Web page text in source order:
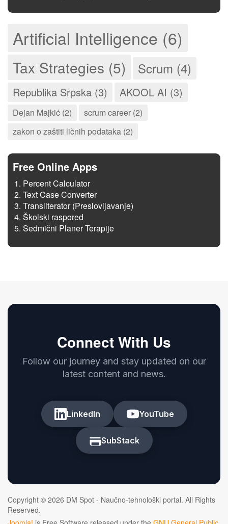
Artificial Intelligence (6)
Tax Strategies (5) Scrum (4)
Republika Srpska (3) AKOOL AI (3)
Dejan Majkić (2)
scrum career (2)
zakon o zaštiti ličnih podataka (2)
Free Online Apps
Percent Calculator
Text Case Converter
Transliterator (Preslovljavanje)
Školski raspored
Sedmični Planer Terapije
Connect With Us
Follow our journey and stay updated on our
latest content and news.
LinkedIn YouTube
SubStack
Copyright © 2026 DM Spot - Naučno-tehnološki portal. All Rights
Reserved.